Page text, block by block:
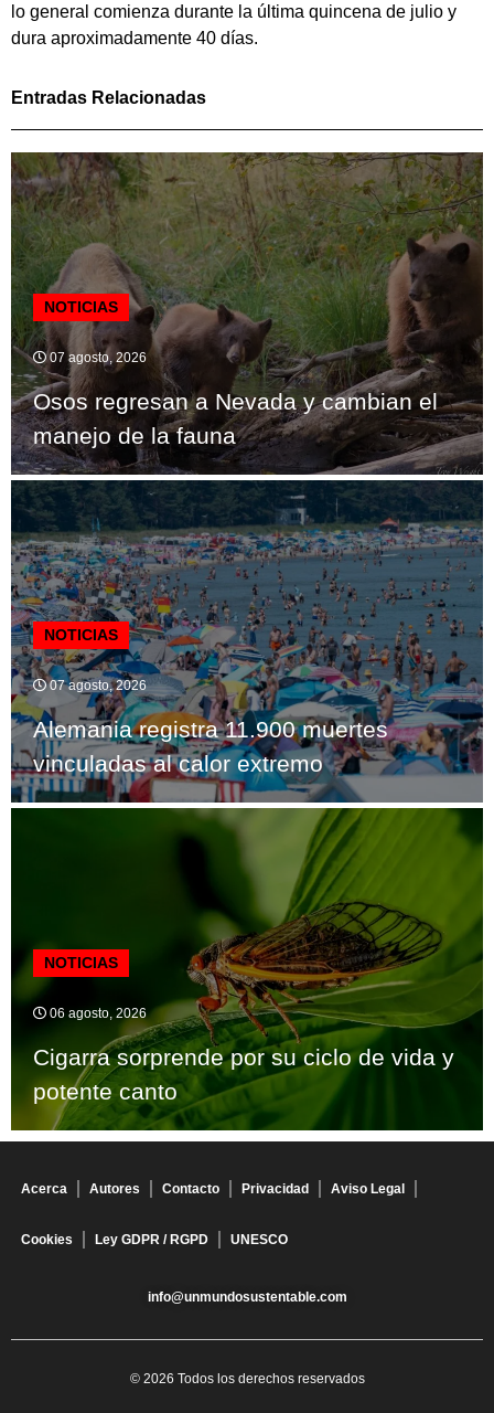
lo general comienza durante la última quincena de julio y
dura aproximadamente 40 días.
Entradas Relacionadas
NOTICIAS
07 agosto, 2026
Osos regresan a Nevada y cambian el
manejo de la fauna
NOTICIAS
07 agosto, 2026
Alemania registra 11.900 muertes
vinculadas al calor extremo
NOTICIAS
06 agosto, 2026
Cigarra sorprende por su ciclo de vida y
potente canto
Acerca Autores Contacto Privacidad Aviso Legal
Cookies Ley GDPR / RGPD UNESCO
info@unmundosustentable.com
© 2026 Todos los derechos reservados